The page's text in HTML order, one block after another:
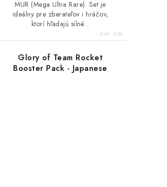
MUR (Mega Ultra Rare). Set je
ideálny pre zberateľov i hráčov,
ktorí hľadajú silné...
Kód: 3126
Glory of Team Rocket
Booster Pack - Japanese